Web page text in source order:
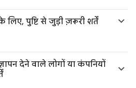
पुष्टि से जुड़ी ज़रूरी शर्तें
देने वाले लोगों या कंपनियों